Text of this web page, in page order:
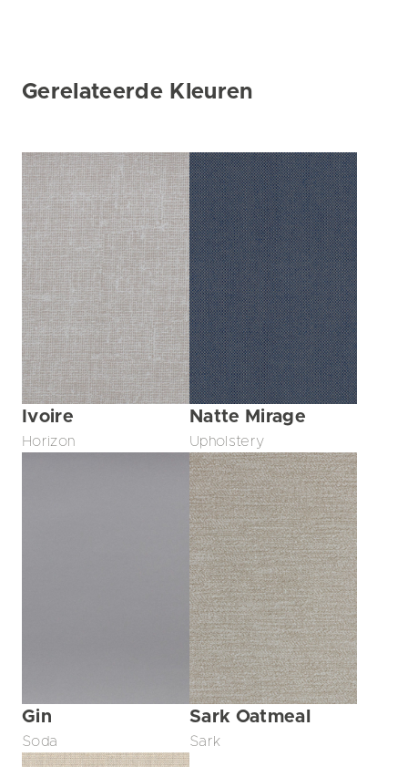
Gerelateerde Kleuren
Ivoire
Horizon
Natte Mirage
Upholstery
Gin
Soda
Sark Oatmeal
Sark